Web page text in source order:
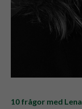
10 frågor med Lena